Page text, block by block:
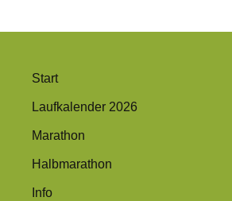
Start
Laufkalender 2026
Marathon
Halbmarathon
Info